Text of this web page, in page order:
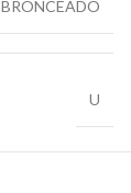
BRONCEADO
U